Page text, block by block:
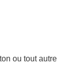
ou tout autre